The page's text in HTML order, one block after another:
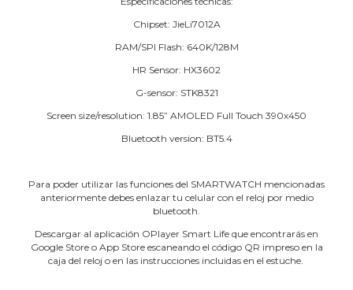
Chipset: JieLi7012A
RAM/SPI Flash: 640K/128M
HR Sensor: HX3602
G-sensor: STK8321
Screen size/resolution: 1.85” AMOLED Full Touch 390x450
Bluetooth version: BT5.4
Para poder utilizar las funciones del SMARTWATCH mencionadas
anteriormente debes enlazar tu celular con el reloj por medio
bluetooth.
Descargar al aplicación OPlayer Smart Life que encontrarás en
Google Store o App Store escaneando el código QR impreso en la
caja del reloj o en las instrucciones incluidas en el estuche.